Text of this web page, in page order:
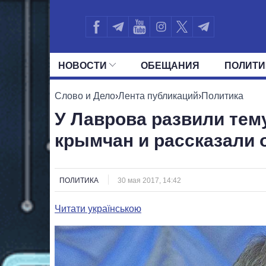
НОВОСТИ ОБЕЩАНИЯ
ВСЕ ПОЛИТИКИ ПРЕЗИДЕНТ И
Слово и Дело›Лента публикаций›Политика
У Лаврова развили
крымчан и
ПОЛИТИКА 30 мая 2017, 14:42
Читати українською